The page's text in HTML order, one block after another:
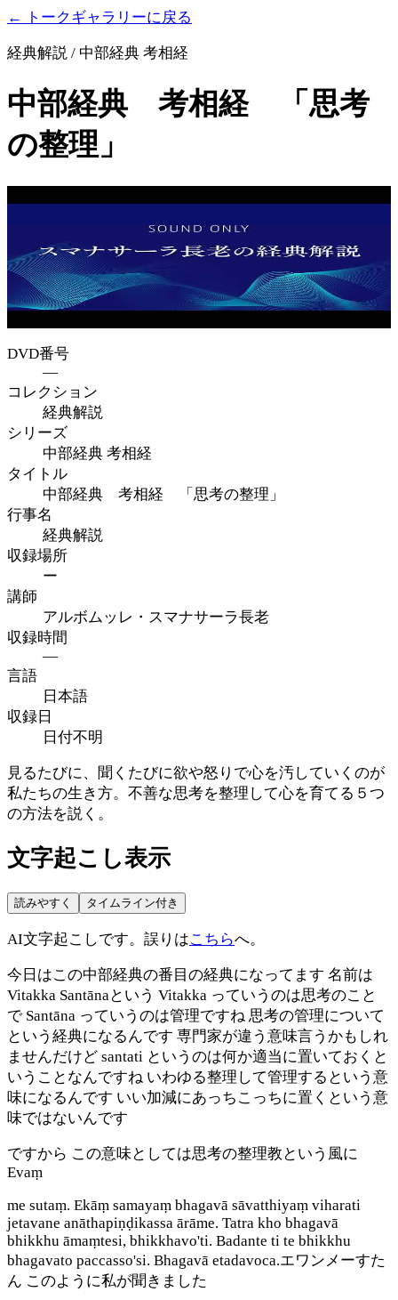
← トークギャラリーに戻る
経典解説 / 中部経典 考相経
中部経典 考相経 「思考
の整理」
DVD番号
—
コレクション
経典解説
シリーズ
中部経典 考相経
タイトル
中部経典 考相経 「思考の整理」
行事名
経典解説
収録場所
ー
講師
アルボムッレ・スマナサーラ長老
収録時間
—
言語
日本語
収録日
日付不明
見るたびに、聞くたびに欲や怒りで心を汚していくのが
私たちの生き方。不善な思考を整理して心を育てる５つ
の方法を説く。
文字起こし表示
読みやすく タイムライン付き
AI文字起こしです。誤りはこちらへ。
今日はこの中部経典の番目の経典になってます 名前は
Vitakka Santānaという Vitakka っていうのは思考のこと
で Santāna っていうのは管理ですね 思考の管理について
という経典になるんです 専門家が違う意味言うかもしれ
ませんだけど santati というのは何か適当に置いておくと
いうことなんですね いわゆる整理して管理するという意
味になるんです いい加減にあっちこっちに置くという意
味ではないんです
ですから この意味としては思考の整理教という風に
Evaṃ
me sutaṃ. Ekāṃ samayaṃ bhagavā sāvatthiyaṃ viharati
jetavane anāthapiṇḍikassa ārāme. Tatra kho bhagavā
bhikkhu āmaṃtesi, bhikkhavo'ti. Badante ti te bhikkhu
bhagavato paccasso'si. Bhagavā etadavoca.エワンメーすた
ん このように私が聞きました